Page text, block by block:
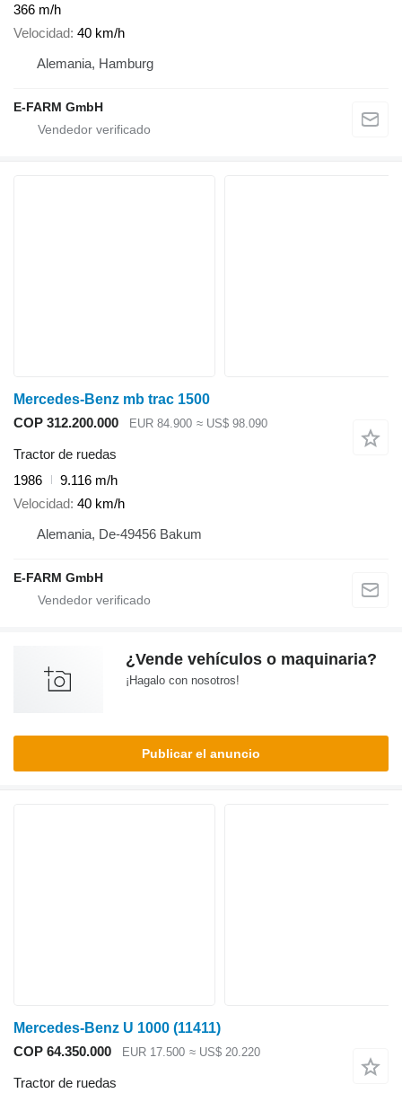
366 m/h
Velocidad 40 km/h
Alemania, Hamburg
E-FARM GmbH
Mercedes-Benz mb trac 1500
COP 312.200.000
EUR 84.900 ≈ US$ 98.090
Tractor de ruedas
1986
9.116 m/h
Velocidad 40 km/h
Alemania, De-49456 Bakum
E-FARM GmbH
¿Vende vehículos o maquinaria?
¡Hagalo con nosotros!
Publicar el anuncio
Mercedes-Benz U 1000 (11411)
COP 64.350.000
EUR 17.500 ≈ US$ 20.220
Tractor de ruedas